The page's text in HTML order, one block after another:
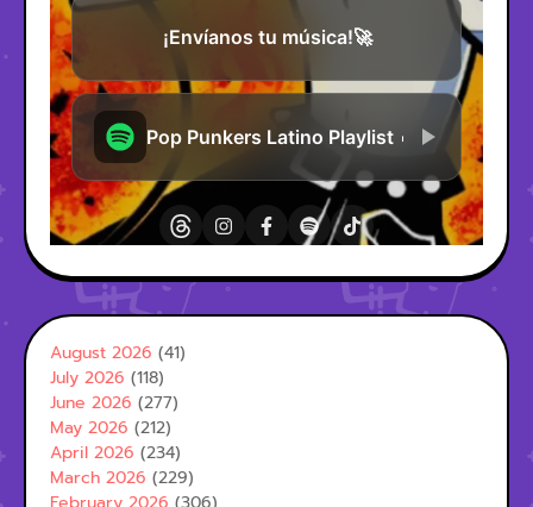
August 2026 (41)
July 2026 (118)
June 2026 (277)
May 2026 (212)
April 2026 (234)
March 2026 (229)